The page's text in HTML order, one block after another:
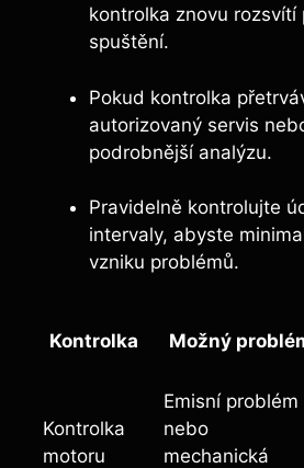
kontrolka znovu rozsvítí
spuštění.
Pokud kontrolka
autorizovaný servis
podrobnější analýzu.
Pravidelně kontrolujte
intervaly, abyste
vzniku problémů.
Kontrolka Možný
Kontrolka
motoru
Emisní problém
nebo
mechanická